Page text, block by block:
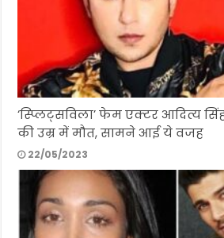
‘स्प्लिट्सविला’ फेम एक्टर आदित्य
की उम्र में मौत, सामने आई ये वजह
22/05/2023